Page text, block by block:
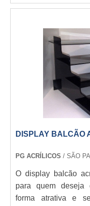
ergonômico e seu
segura e
Balcão PDV é
permitindo que você
lugar. Se você está
exposição de
Display Balcão PDV
DISPLAY BALCÃO
PG ACRÍLICOS/ SÃO
O display balcão
para quem deseja
forma atrativa e